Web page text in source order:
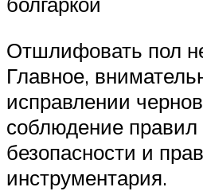
Отшлифовать пол
Главное,
исправлении
соблюдение правил
безопасности и
инструментария.